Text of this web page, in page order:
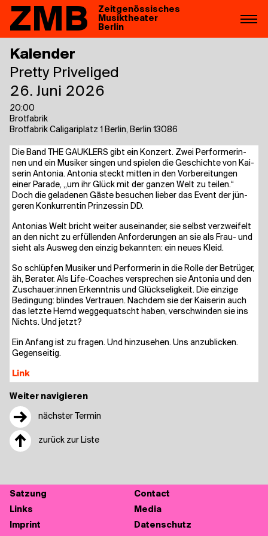
ZMB
Zeitgenössisches
Musiktheater
Berlin
Weiter navigieren
→ nächster Termin
↑ zurück zur Liste
Kalender
Pret­ty Priveliged
26. Juni 2026
20:00
Brotfabrik
Brotfabrik Cali­ga­ri­platz 1 Berlin, Berlin 13086
Die Band THE GAUK­LERS gibt ein Kon­zert. Zwei Per­for­me­rin­
nen und ein Musi­ker sin­gen und spie­len die Geschich­te von Kai­
se­rin Anto­nia. Anto­nia steckt mit­ten in den Vor­be­rei­tun­gen
einer Para­de, „um ihr Glück mit der gan­zen Welt zu tei­len.“
Doch die gela­de­nen Gäs­te besu­chen lie­ber das Event der jün­
ge­ren Kon­kur­ren­tin Prin­zes­sin DD.
Anto­ni­as Welt bricht wei­ter aus­ein­an­der, sie selbst ver­zwei­felt
an den nicht zu erfül­len­den Anfor­de­run­gen an sie als Frau- und
sieht als Aus­weg den ein­zig bekann­ten: ein neu­es Kleid.
So schlüp­fen Musi­ker und Per­for­me­rin in die Rol­le der Betrü­ger,
äh, Bera­ter. Als Life-Coa­ches ver­spre­chen sie Anto­nia und den
Zuschauer:innen Erkennt­nis und Glück­se­lig­keit. Die ein­zi­ge
Bedin­gung: blin­des Ver­trau­en. Nach­dem sie der Kai­se­rin auch
das letz­te Hemd weg­ge­quatscht haben, ver­schwin­den sie ins
Nichts. Und jetzt?
Ein Anfang ist zu fra­gen. Und hin­zu­se­hen. Uns anzu­bli­cken.
Gegenseitig.
Link
Sat­zung
Cont­act
Links
Media
Imprint
Daten­schutz